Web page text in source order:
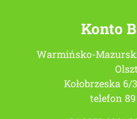
Konto
Warmińsko-
Kołobrzeska 6/
telefon 89